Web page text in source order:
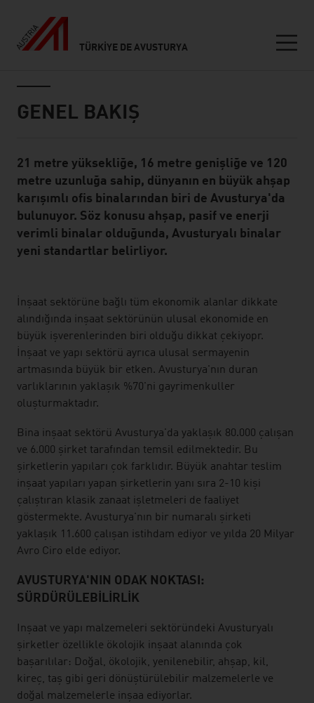
TÜRKIYE DE AVUSTURYA
GENEL BAKIŞ
Standard Content Module
21 metre yüksekliğe, 16 metre genişliğe ve 120
metre uzunluğa sahip, dünyanın en büyük ahşap
karışımlı ofis binalarından biri de Avusturya'da
bulunuyor. Söz konusu ahşap, pasif ve enerji
verimli binalar olduğunda, Avusturyalı binalar
yeni standartlar belirliyor.
listen
İnşaat sektörüne bağlı tüm ekonomik alanlar dikkate
alındığında inşaat sektörünün ulusal ekonomide en
büyük işverenlerinden biri olduğu dikkat çekiyopr.
İnşaat ve yapı sektörü ayrıca ulusal sermayenin
artmasında büyük bir etken. Avusturya'nın duran
varlıklarının yaklaşık %70'ni gayrimenkuller
oluşturmaktadır.
Bina inşaat sektörü Avusturya'da yaklaşık 80.000 çalışan
ve 6.000 şirket tarafından temsil edilmektedir. Bu
şirketlerin yapıları çok farklıdır. Büyük anahtar teslim
inşaat yapıları yapan şirketlerin yanı sıra 2-10 kişi
çalıştıran klasik zanaat işletmeleri de faaliyet
göstermekte. Avusturya'nın bir numaralı şirketi
yaklaşık 11.600 çalışan istihdam ediyor ve yılda 20 Milyar
Avro Ciro elde ediyor.
AVUSTURYA'NIN ODAK NOKTASI:
SÜRDÜRÜLEBILIRLIK
Inşaat ve yapı malzemeleri sektöründeki Avusturyalı
şirketler özellikle ökolojik inşaat alanında çok
başarılılar: Doğal, ökolojik, yenilenebilir, ahşap, kil,
kireç, taş gibi geri dönüştürülebilir malzemelerle ve
doğal malzemelerle inşaa ediyorlar.